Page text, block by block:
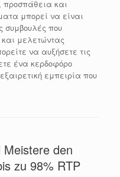
προσπάθεια και
μπορεί να είναι
συμβουλές που
μελετώντας
να αυξήσετε τις
ένα κερδοφόρο
εμπειρία που
den
zu 98% RTP